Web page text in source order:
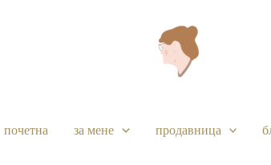
почетна за мене продавница